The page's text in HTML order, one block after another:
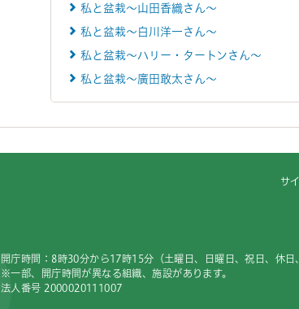
私と盆栽～山田香織さん～
私と盆栽～白川洋一さん～
私と盆栽～ハリー・タートンさん～
私と盆栽～廣田敢太さん～
サ
開庁時間：8時30分から17時15分（土曜日、日曜日、祝日、休日
※一部、開庁時間が異なる組織、施設があります。
法人番号 2000020111007